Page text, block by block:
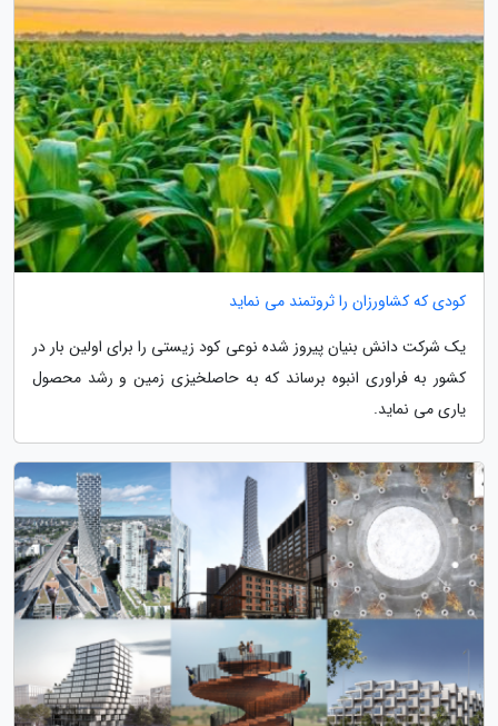
کودی که کشاورزان را ثروتمند می نماید
یک شرکت دانش بنیان پیروز شده نوعی کود زیستی را برای اولین بار در
کشور به فراوری انبوه برساند که به حاصلخیزی زمین و رشد محصول
یاری می نماید.